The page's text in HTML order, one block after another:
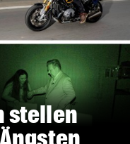
stellen